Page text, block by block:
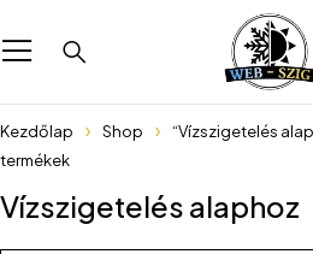
Kezdőlap Shop
“Vízszigetelés
termékek
Vízszigetelés alaphoz